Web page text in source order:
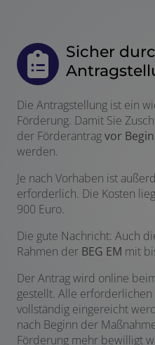
Sicher
Die Antragstellung ist ein
Förderung. Damit Sie
der Förderantragvor
werden.
Je nach Vorhaben ist
erforderlich. Die Kosten
900 Euro.
Die gute Nachricht: Auch
Rahmen der BEG EM mit
Der Antrag wird online
gestellt. Alle
vollständig eingereicht
nach Beginn der
Förderung mehr bewilligt